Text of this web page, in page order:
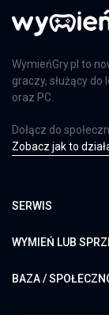
WymieńGry.pl to
graczy, służący
oraz PC.
Dołącz do
Zobacz jak to
SERWIS
WYMIEŃ LUB
BAZA /